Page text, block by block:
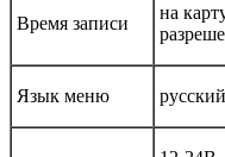
Время записи
на
Язык меню